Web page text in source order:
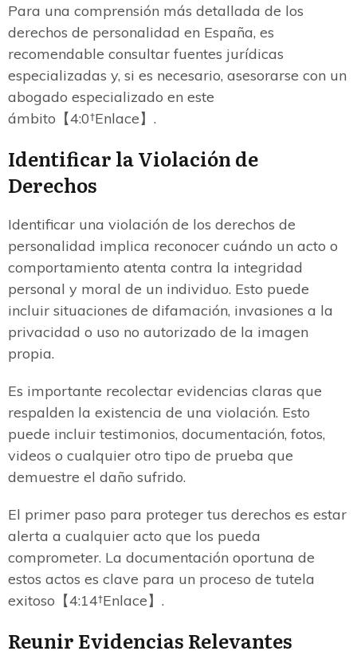
Para una comprensión más detallada de los
derechos de personalidad en España, es
recomendable consultar fuentes jurídicas
especializadas y, si es necesario, asesorarse con un
abogado especializado en este
ámbito【4:0†Enlace】.
Identificar la Violación de
Derechos
Identificar una violación de los derechos de
personalidad implica reconocer cuándo un acto o
comportamiento atenta contra la integridad
personal y moral de un individuo. Esto puede
incluir situaciones de difamación, invasiones a la
privacidad o uso no autorizado de la imagen
propia.
Es importante recolectar evidencias claras que
respalden la existencia de una violación. Esto
puede incluir testimonios, documentación, fotos,
videos o cualquier otro tipo de prueba que
demuestre el daño sufrido.
El primer paso para proteger tus derechos es estar
alerta a cualquier acto que los pueda
comprometer. La documentación oportuna de
estos actos es clave para un proceso de tutela
exitoso【4:14†Enlace】.
Reunir Evidencias Relevantes